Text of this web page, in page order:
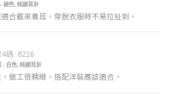
銀色, 純銀耳針
合戴來養耳，穿脫衣服時不易拉扯到。
4碼: 8216
- 白色, 純銀耳針
做工很精緻，搭配洋裝應該適合。